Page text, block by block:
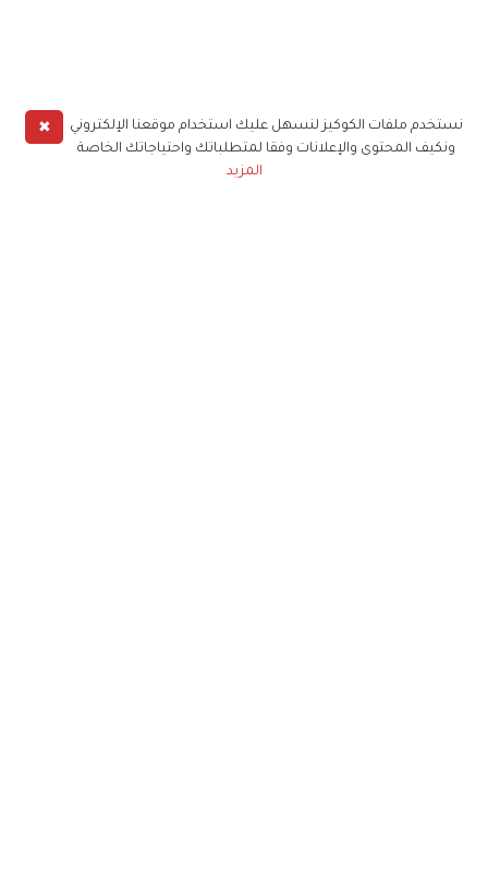
✖
نستخدم ملفات الكوكيز لنسهل عليك استخدام موقعنا الإلكتروني
ونكيف المحتوى والإعلانات وفقا لمتطلباتك واحتياجاتك الخاصة
المزيد